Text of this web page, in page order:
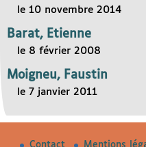
le 10 novembre 2014
Barat, Etienne
le 8 février 2008
Moigneu, Faustin
le 7 janvier 2011
Contact Mentions